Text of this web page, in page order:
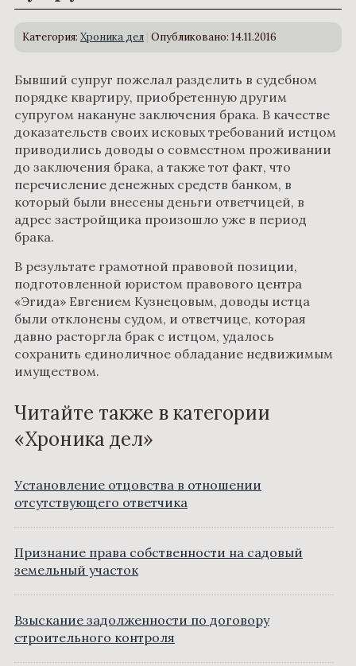
Категория: Хроника дел Опубликовано: 14.11.2016
Бывший супруг пожелал разделить в судебном
порядке квартиру, приобретенную другим
супругом накануне заключения брака. В качестве
доказательств своих исковых требований истцом
приводились доводы о совместном проживании
до заключения брака, а также тот факт, что
перечисление денежных средств банком, в
который были внесены деньги ответчицей, в
адрес застройщика произошло уже в период
брака.
В результате грамотной правовой позиции,
подготовленной юристом правового центра
«Эгида» Евгением Кузнецовым, доводы истца
были отклонены судом, и ответчице, которая
давно расторгла брак с истцом, удалось
сохранить единоличное обладание недвижимым
имуществом.
Читайте также в категории
«Хроника дел»
Установление отцовства в отношении
отсутствующего ответчика
Признание права собственности на садовый
земельный участок
Взыскание задолженности по договору
строительного контроля